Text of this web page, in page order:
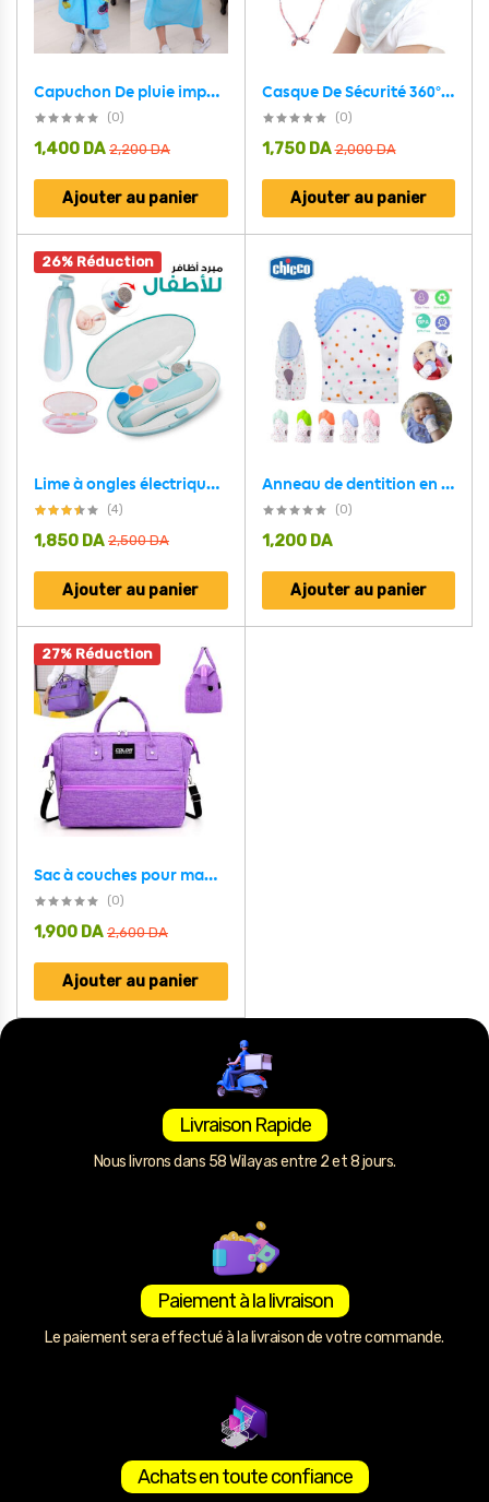
Capuchon De pluie imperméable motif disney avec capuche et couvre cartable pour enfants V2 (8ans-12ans)
(0)
2,200DA
1,400 DA
Ajouter au panier
Casque De Sécurité 360° Pour Bébé De 6 A 24 Mois-Multicolor
(0)
2,000DA
1,750 DA
Ajouter au panier
26% Réduction
Lime à ongles électrique pour bébé
(4)
2,500DA
1,850 DA
Ajouter au panier
Anneau de dentition en Silicone pour bébé, sans BPA, doux, succion des doigts,
(0)
1,200 DA
Ajouter au panier
27% Réduction
Sac à couches pour maman grande capacité Multi-Usage – حقيبة ادوات الرضيع
(0)
2,600DA
1,900 DA
Ajouter au panier
Livraison Rapide
Nous livrons dans 58 Wilayas entre 2 et 8 jours.
Paiement à la livraison
Le paiement sera effectué à la livraison de votre commande.
Achats en toute confiance